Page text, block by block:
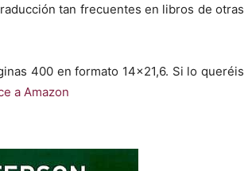
tan frecuentes en libros de otras
400 en formato 14×21,6. Si lo queréis
a Amazon